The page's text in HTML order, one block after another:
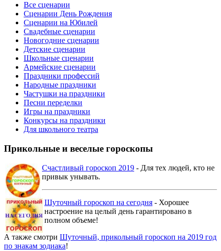
Все сценарии
Сценарии День Рождения
Сценарии на Юбилей
Свадебные сценарии
Новогодние сценарии
Детские сценарии
Школьные сценарии
Армейские сценарии
Праздники профессий
Народные праздники
Частушки на праздники
Песни переделки
Игры на праздники
Конкурсы на праздники
Для школьного театра
Прикольные и веселые гороскопы
Счастливый гороскоп 2019 - Для тех людей, кто не
привык унывать.
Шуточный гороскоп на сегодня - Хорошее
настроение на целый день гарантировано в
полном объеме!
А также смотри Шуточный, прикольный гороскоп на 2019 год
по знакам зодиака!